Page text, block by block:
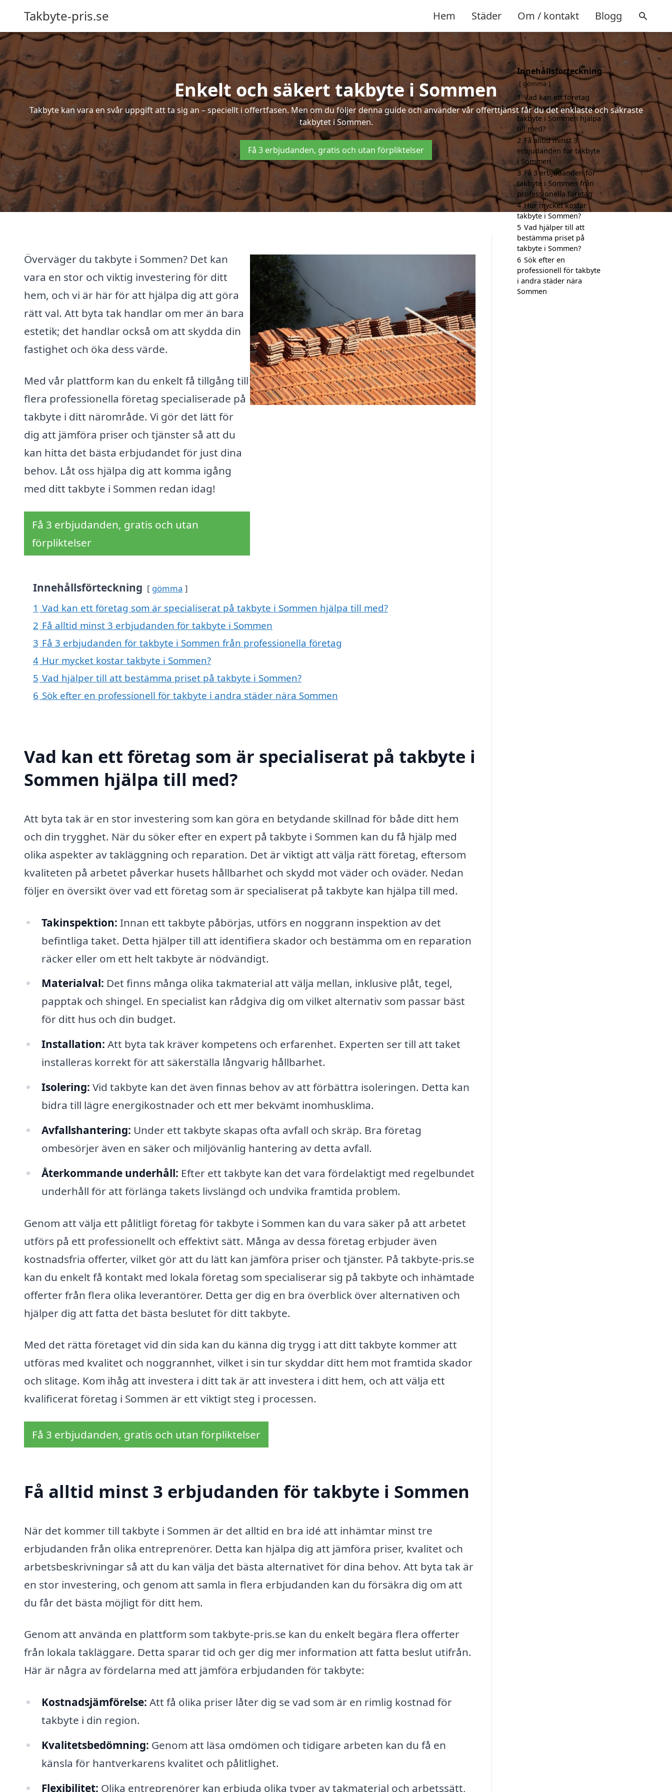
Takbyte-pris.se Hem Städer Om / kontakt Blogg
Enkelt och säkert takbyte i Sommen
Takbyte kan vara en svår uppgift att ta sig an – speciellt i offertfasen. Men om du följer denna guide och använder vår offerttjänst får du det enklaste och säkraste
takbytet i Sommen.
Få 3 erbjudanden, gratis och utan förpliktelser
Överväger du takbyte i Sommen? Det kan
vara en stor och viktig investering för ditt
hem, och vi är här för att hjälpa dig att göra
rätt val. Att byta tak handlar om mer än bara
estetik; det handlar också om att skydda din
fastighet och öka dess värde.
Med vår plattform kan du enkelt få tillgång till
flera professionella företag specialiserade på
takbyte i ditt närområde. Vi gör det lätt för
dig att jämföra priser och tjänster så att du
kan hitta det bästa erbjudandet för just dina
behov. Låt oss hjälpa dig att komma igång
med ditt takbyte i Sommen redan idag!
Få 3 erbjudanden, gratis och utan
förpliktelser
Innehållsförteckning gömma
1 Vad kan ett företag som är specialiserat på takbyte i Sommen hjälpa till med?
2 Få alltid minst 3 erbjudanden för takbyte i Sommen
3 Få 3 erbjudanden för takbyte i Sommen från professionella företag
4 Hur mycket kostar takbyte i Sommen?
5 Vad hjälper till att bestämma priset på takbyte i Sommen?
6 Sök efter en professionell för takbyte i andra städer nära Sommen
Vad kan ett företag som är specialiserat på takbyte i
Sommen hjälpa till med?
Att byta tak är en stor investering som kan göra en betydande skillnad för både ditt hem
och din trygghet. När du söker efter en expert på takbyte i Sommen kan du få hjälp med
olika aspekter av takläggning och reparation. Det är viktigt att välja rätt företag, eftersom
kvaliteten på arbetet påverkar husets hållbarhet och skydd mot väder och oväder. Nedan
följer en översikt över vad ett företag som är specialiserat på takbyte kan hjälpa till med.
Takinspektion: Innan ett takbyte påbörjas, utförs en noggrann inspektion av det
befintliga taket. Detta hjälper till att identifiera skador och bestämma om en reparation
räcker eller om ett helt takbyte är nödvändigt.
Materialval: Det finns många olika takmaterial att välja mellan, inklusive plåt, tegel,
papptak och shingel. En specialist kan rådgiva dig om vilket alternativ som passar bäst
för ditt hus och din budget.
Installation: Att byta tak kräver kompetens och erfarenhet. Experten ser till att taket
installeras korrekt för att säkerställa långvarig hållbarhet.
Isolering: Vid takbyte kan det även finnas behov av att förbättra isoleringen. Detta kan
bidra till lägre energikostnader och ett mer bekvämt inomhusklima.
Avfallshantering: Under ett takbyte skapas ofta avfall och skräp. Bra företag
ombesörjer även en säker och miljövänlig hantering av detta avfall.
Återkommande underhåll: Efter ett takbyte kan det vara fördelaktigt med regelbundet
underhåll för att förlänga takets livslängd och undvika framtida problem.
Genom att välja ett pålitligt företag för takbyte i Sommen kan du vara säker på att arbetet
utförs på ett professionellt och effektivt sätt. Många av dessa företag erbjuder även
kostnadsfria offerter, vilket gör att du lätt kan jämföra priser och tjänster. På takbyte-pris.se
kan du enkelt få kontakt med lokala företag som specialiserar sig på takbyte och inhämtade
offerter från flera olika leverantörer. Detta ger dig en bra överblick över alternativen och
hjälper dig att fatta det bästa beslutet för ditt takbyte.
Med det rätta företaget vid din sida kan du känna dig trygg i att ditt takbyte kommer att
utföras med kvalitet och noggrannhet, vilket i sin tur skyddar ditt hem mot framtida skador
och slitage. Kom ihåg att investera i ditt tak är att investera i ditt hem, och att välja ett
kvalificerat företag i Sommen är ett viktigt steg i processen.
Få 3 erbjudanden, gratis och utan förpliktelser
Få alltid minst 3 erbjudanden för takbyte i Sommen
När det kommer till takbyte i Sommen är det alltid en bra idé att inhämtar minst tre
erbjudanden från olika entreprenörer. Detta kan hjälpa dig att jämföra priser, kvalitet och
arbetsbeskrivningar så att du kan välja det bästa alternativet för dina behov. Att byta tak är
en stor investering, och genom att samla in flera erbjudanden kan du försäkra dig om att
du får det bästa möjligt för ditt hem.
Genom att använda en plattform som takbyte-pris.se kan du enkelt begära flera offerter
från lokala takläggare. Detta sparar tid och ger dig mer information att fatta beslut utifrån.
Här är några av fördelarna med att jämföra erbjudanden för takbyte:
Kostnadsjämförelse: Att få olika priser låter dig se vad som är en rimlig kostnad för
takbyte i din region.
Kvalitetsbedömning: Genom att läsa omdömen och tidigare arbeten kan du få en
känsla för hantverkarens kvalitet och pålitlighet.
Flexibilitet: Olika entreprenörer kan erbjuda olika typer av takmaterial och arbetssätt,
Innehållsförteckning
gömma
1 Vad kan ett företag
som är specialiserat på
takbyte i Sommen hjälpa
till med?
2 Få alltid minst 3
erbjudanden för takbyte
i Sommen
3 Få 3 erbjudanden för
takbyte i Sommen från
professionella företag
4 Hur mycket kostar
takbyte i Sommen?
5 Vad hjälper till att
bestämma priset på
takbyte i Sommen?
6 Sök efter en
professionell för takbyte
i andra städer nära
Sommen